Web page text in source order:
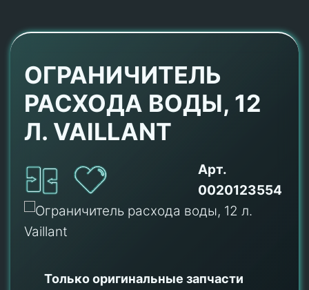
ОГРАНИЧИТЕЛЬ
РАСХОДА ВОДЫ, 12
Л. VAILLANT
Арт.
0020123554
Только оригинальные запчасти